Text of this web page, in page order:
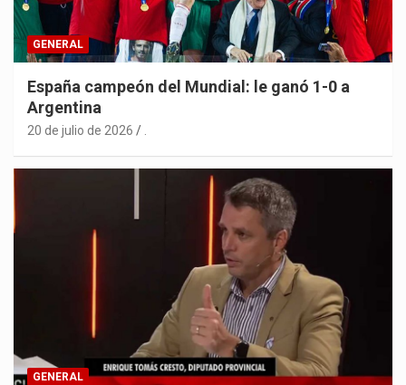
GENERAL
España campeón del Mundial: le ganó 1-0 a
Argentina
20 de julio de 2026
GENERAL